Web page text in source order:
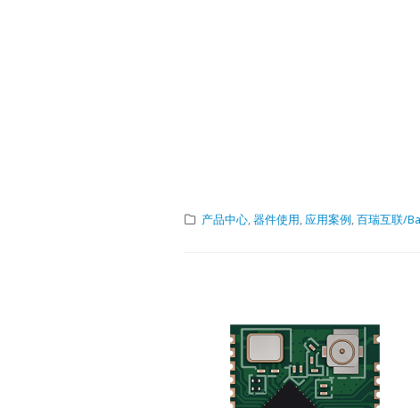
产品中心,器件使用,应用案例,百瑞互联/
USB2.0
capacitive load